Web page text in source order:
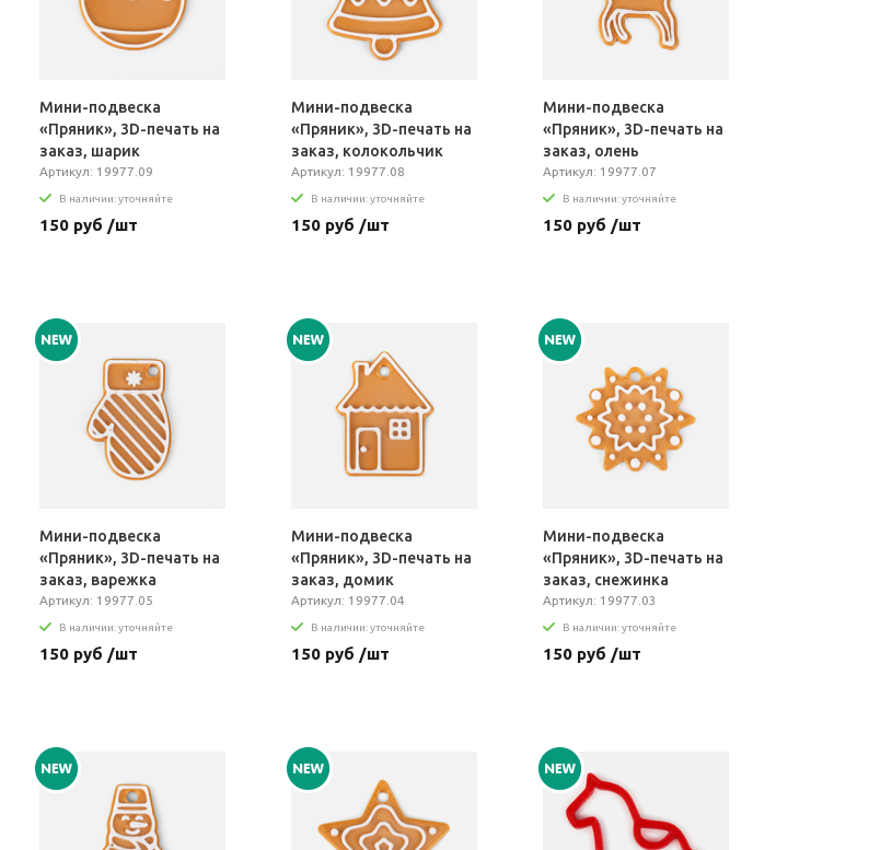
Мини-подвеска
«Пряник», 3D-печать на
заказ, шарик
Артикул: 19977.09
В наличии: уточняйте
150 руб /шт
Мини-подвеска
«Пряник», 3D-печать на
заказ, колокольчик
Артикул: 19977.08
В наличии: уточняйте
150 руб /шт
Мини-подвеска
«Пряник», 3D-печать на
заказ, олень
Артикул: 19977.07
В наличии: уточняйте
150 руб /шт
Мини-подвеска
«Пряник», 3D-печать на
заказ, варежка
Артикул: 19977.05
В наличии: уточняйте
150 руб /шт
Мини-подвеска
«Пряник», 3D-печать на
заказ, домик
Артикул: 19977.04
В наличии: уточняйте
150 руб /шт
Мини-подвеска
«Пряник», 3D-печать на
заказ, снежинка
Артикул: 19977.03
В наличии: уточняйте
150 руб /шт